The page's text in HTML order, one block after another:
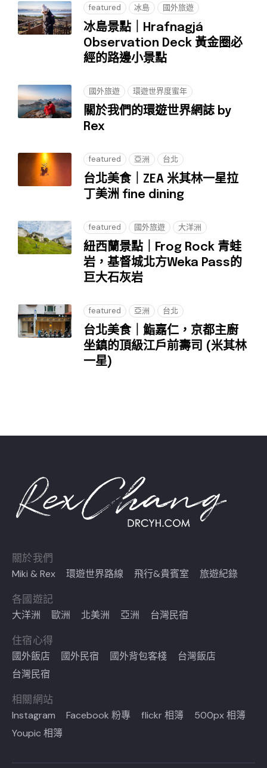
featured 冰島 國外旅遊
冰島景點｜Hrafnagjá
Observation Deck 黃金圈必
經的路邊小景點
國外旅遊 環遊世界度蜜年
關於我們的環遊世界網誌 by
Rex
featured 亞洲 台北
台北美食｜ZEA 米其林一星拉
丁美洲 fine dining
featured 國外旅遊 大洋洲
紐西蘭景點｜Frog Rock 青蛙
岩，基督城北方Weka Pass的
巨大石灰岩
featured 亞洲 台北
台北美食｜鮨嘉仁，京都主廚
坐鎮的頂級江戶前壽司 (米其林
一星)
關於我們
Miki & Rex 環遊世界路線 飛行&貴賓室 旅遊紀錄
各國遊記
大洋洲 歐洲 北美洲 亞洲 台灣民宿
住宿心得
國外飯店 國外民宿 國外背包客棧
台灣飯店
台灣民宿
相關網站
Instagram Facebook 粉專 flickr 相簿
500px 相簿
Youpic 相簿